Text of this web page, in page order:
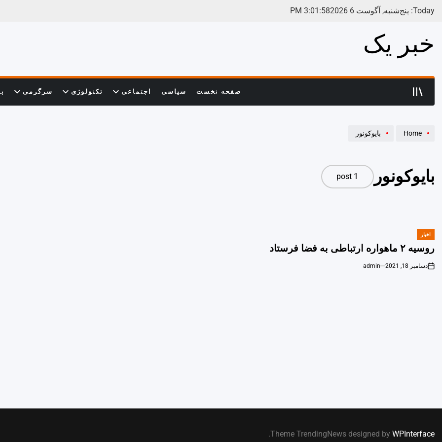
Today: پنج‌شنبه, آگوست 6 2026 3:01 :58
PM
خبر یک
صفحه نخست سیاسی اجتماعی تکنولوژی سرگرمی
Home بایوکونور
بایوکونور 1 post
POSTED
اخبار
روسیه ۲ ماهواره ارتباطی به فضا فرستاد
on
دسامبر 18, 2021 admin
Theme TrendingNews designed by WPInterface
.